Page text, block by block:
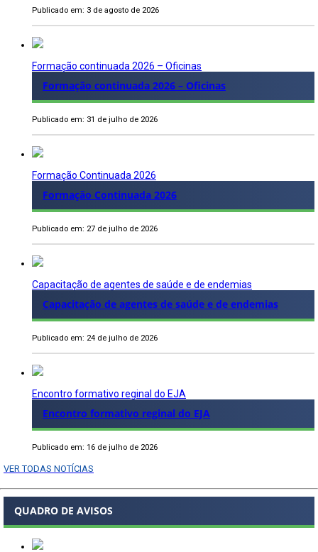
Publicado em: 3 de agosto de 2026
Formação continuada 2026 – Oficinas
Formação continuada 2026 – Oficinas
Publicado em: 31 de julho de 2026
Formação Continuada 2026
Formação Continuada 2026
Publicado em: 27 de julho de 2026
Capacitação de agentes de saúde e de endemias
Capacitação de agentes de saúde e de endemias
Publicado em: 24 de julho de 2026
Encontro formativo reginal do EJA
Encontro formativo reginal do EJA
Publicado em: 16 de julho de 2026
VER TODAS NOTÍCIAS
QUADRO DE AVISOS